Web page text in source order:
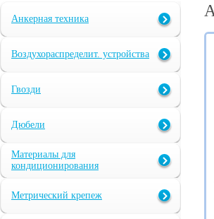
Анкерная техника
Воздухораспределит. устройства
Гвозди
Дюбели
Материалы для
кондиционирования
Метрический крепеж